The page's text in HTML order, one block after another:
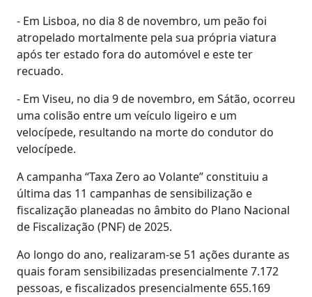
- Em Lisboa, no dia 8 de novembro, um peão foi
atropelado mortalmente pela sua própria viatura
após ter estado fora do automóvel e este ter
recuado.
- Em Viseu, no dia 9 de novembro, em Sátão, ocorreu
uma colisão entre um veículo ligeiro e um
velocípede, resultando na morte do condutor do
velocípede.
A campanha “Taxa Zero ao Volante” constituiu a
última das 11 campanhas de sensibilização e
fiscalização planeadas no âmbito do Plano Nacional
de Fiscalização (PNF) de 2025.
Ao longo do ano, realizaram-se 51 ações durante as
quais foram sensibilizadas presencialmente 7.172
pessoas, e fiscalizados presencialmente 655.169